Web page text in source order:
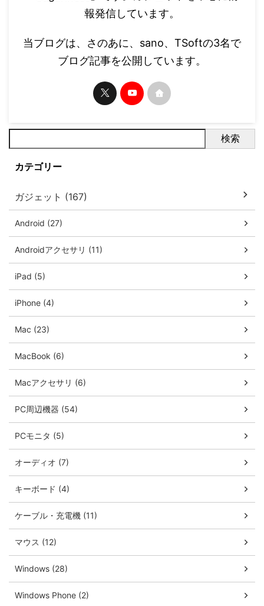
報発信しています。
当ブログは、さのあに、sano、TSoftの3名で
ブログ記事を公開しています。
検索
カテゴリー
ガジェット (167)
Android (27)
Androidアクセサリ (11)
iPad (5)
iPhone (4)
Mac (23)
MacBook (6)
Macアクセサリ (6)
PC周辺機器 (54)
PCモニタ (5)
オーディオ (7)
キーボード (4)
ケーブル・充電機 (11)
マウス (12)
Windows (28)
Windows Phone (2)